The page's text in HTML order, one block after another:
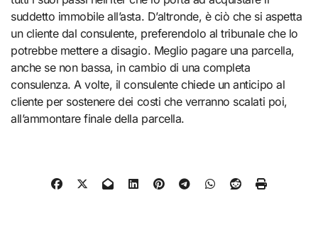
suddetto immobile all’asta. D’altronde, è ciò che si aspetta
un cliente dal consulente, preferendolo al tribunale che lo
potrebbe mettere a disagio. Meglio pagare una parcella,
anche se non bassa, in cambio di una completa
consulenza. A volte, il consulente chiede un anticipo al
cliente per sostenere dei costi che verranno scalati poi,
all’ammontare finale della parcella.